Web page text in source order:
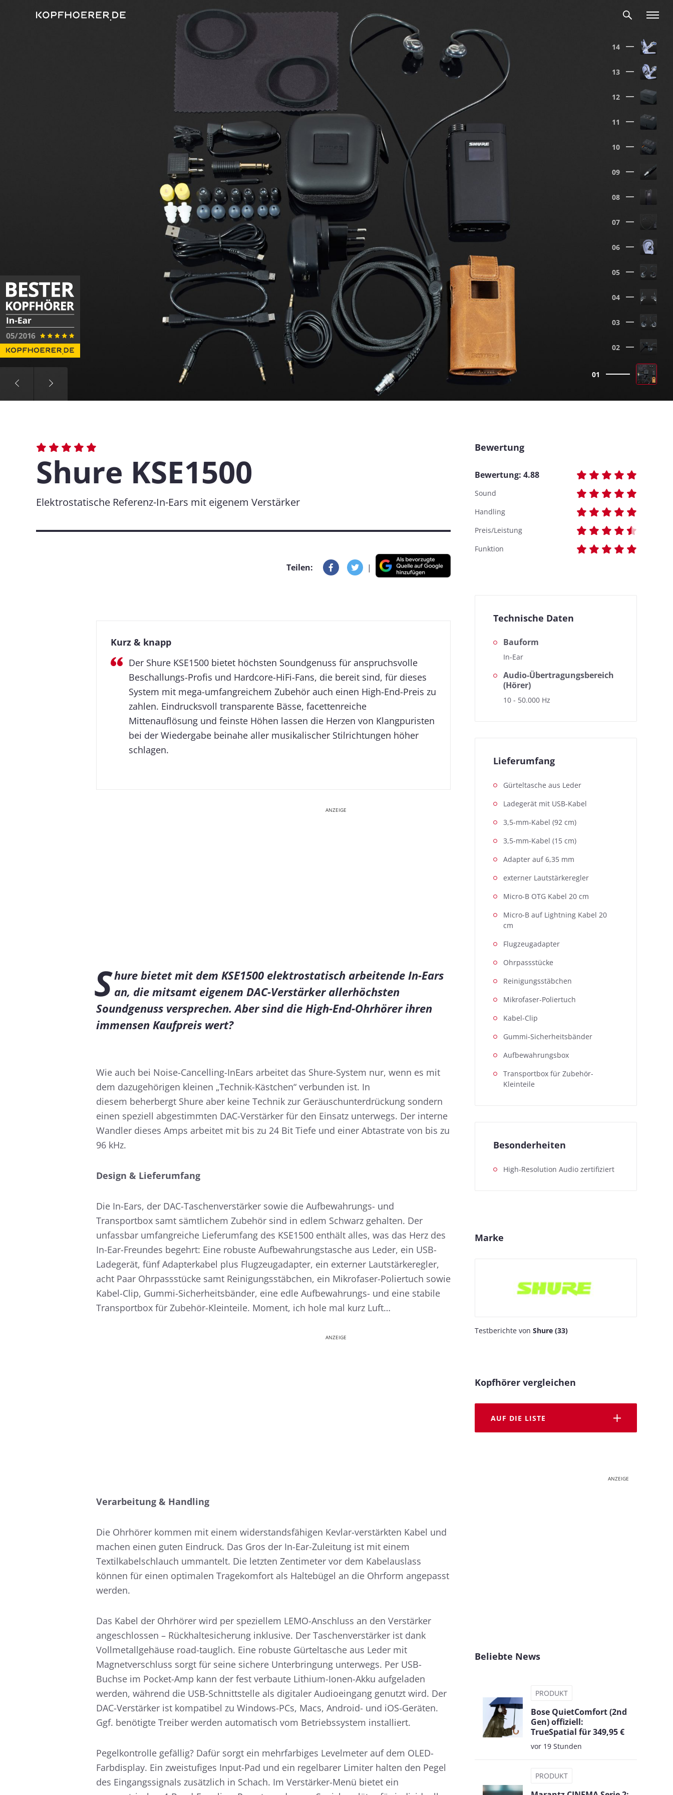
01
02
03
04
05
06
07
08
09
10
11
12
13
14
Shure KSE1500
Elektrostatische Referenz-In-Ears mit eigenem Verstärker
Teilen: |
Kurz & knapp
Der Shure KSE1500 bietet höchsten Soundgenuss für anspruchsvolle
Beschallungs-Profis und Hardcore-HiFi-Fans, die bereit sind, für dieses
System mit mega-umfangreichem Zubehör auch einen High-End-Preis zu
zahlen. Eindrucksvoll transparente Bässe, facettenreiche
Mittenauflösung und feinste Höhen lassen die Herzen von Klangpuristen
bei der Wiedergabe beinahe aller musikalischer Stilrichtungen höher
schlagen.
ANZEIGE
Shure bietet mit dem KSE1500 elektrostatisch arbeitende In-Ears
an, die mitsamt eigenem DAC-Verstärker allerhöchsten
Soundgenuss versprechen. Aber sind die High-End-Ohrhörer ihren
immensen Kaufpreis wert?
Wie auch bei Noise-Cancelling-InEars arbeitet das Shure-System nur, wenn es mit
dem dazugehörigen kleinen „Technik-Kästchen“ verbunden ist. In
diesem beherbergt Shure aber keine Technik zur Geräuschunterdrückung sondern
einen speziell abgestimmten DAC-Verstärker für den Einsatz unterwegs. Der interne
Wandler dieses Amps arbeitet mit bis zu 24 Bit Tiefe und einer Abtastrate von bis zu
96 kHz.
Design & Lieferumfang
Die In-Ears, der DAC-Taschenverstärker sowie die Aufbewahrungs- und
Transportbox samt sämtlichem Zubehör sind in edlem Schwarz gehalten. Der
unfassbar umfangreiche Lieferumfang des KSE1500 enthält alles, was das Herz des
In-Ear-Freundes begehrt: Eine robuste Aufbewahrungstasche aus Leder, ein USB-
Ladegerät, fünf Adapterkabel plus Flugzeugadapter, ein externer Lautstärkeregler,
acht Paar Ohrpassstücke samt Reinigungsstäbchen, ein Mikrofaser-Poliertuch sowie
Kabel-Clip, Gummi-Sicherheitsbänder, eine edle Aufbewahrungs- und eine stabile
Transportbox für Zubehör-Kleinteile. Moment, ich hole mal kurz Luft…
ANZEIGE
Verarbeitung & Handling
Die Ohrhörer kommen mit einem widerstandsfähigen Kevlar-verstärkten Kabel und
machen einen guten Eindruck. Das Gros der In-Ear-Zuleitung ist mit einem
Textilkabelschlauch ummantelt. Die letzten Zentimeter vor dem Kabelauslass
können für einen optimalen Tragekomfort als Haltebügel an die Ohrform angepasst
werden.
Das Kabel der Ohrhörer wird per speziellem LEMO-Anschluss an den Verstärker
angeschlossen – Rückhaltesicherung inklusive. Der Taschenverstärker ist dank
Vollmetallgehäuse road-tauglich. Eine robuste Gürteltasche aus Leder mit
Magnetverschluss sorgt für seine sichere Unterbringung unterwegs. Per USB-
Buchse im Pocket-Amp kann der fest verbaute Lithium-Ionen-Akku aufgeladen
werden, während die USB-Schnittstelle als digitaler Audioeingang genutzt wird. Der
DAC-Verstärker ist kompatibel zu Windows-PCs, Macs, Android- und iOS-Geräten.
Ggf. benötigte Treiber werden automatisch vom Betriebssystem installiert.
Pegelkontrolle gefällig? Dafür sorgt ein mehrfarbiges Levelmeter auf dem OLED-
Farbdisplay. Ein zweistufiges Input-Pad und ein regelbarer Limiter halten den Pegel
des Eingangssignals zusätzlich in Schach. Im Verstärker-Menü bietet ein
Bewertung
Bewertung: 4.88
Sound
Handling
Preis/Leistung
Funktion
Technische Daten
Bauform
In-Ear
Audio-Übertragungsbereich
(Hörer)
10 - 50.000 Hz
Lieferumfang
Gürteltasche aus Leder
Ladegerät mit USB-Kabel
3,5-mm-Kabel (92 cm)
3,5-mm-Kabel (15 cm)
Adapter auf 6,35 mm
externer Lautstärkeregler
Micro-B OTG Kabel 20 cm
Micro-B auf Lightning Kabel 20
cm
Flugzeugadapter
Ohrpassstücke
Reinigungsstäbchen
Mikrofaser-Poliertuch
Kabel-Clip
Gummi-Sicherheitsbänder
Aufbewahrungsbox
Transportbox für Zubehör-
Kleinteile
Besonderheiten
High-Resolution Audio zertifiziert
Marke
Testberichte von Shure (33)
Kopfhörer vergleichen
AUF DIE LISTE
ANZEIGE
Beliebte News
PRODUKT
Bose QuietComfort (2nd
Gen) offiziell:
TrueSpatial für 349,95 €
vor 19 Stunden
PRODUKT